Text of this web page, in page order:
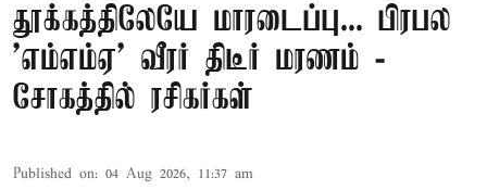
தூக்கத்திலேயே மாரடைப்பு... பிரபல
’எம்எம்ஏ’ வீரர் திடீர் மரணம் -
சோகத்தில் ரசிகர்கள்
Published on: 04 Aug 2026, 11:37 am